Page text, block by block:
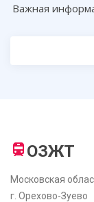
Важная
ОЗЖТ
Московская
г. Орехово-Зуево